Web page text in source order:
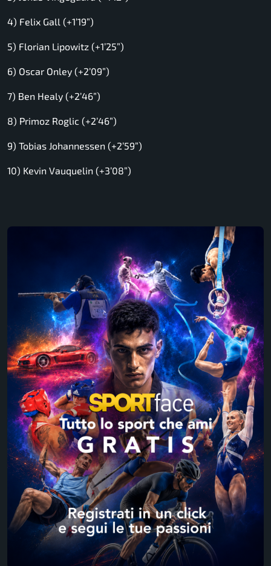
4) Felix Gall (+1’19”)
5) Florian Lipowitz (+1’25”)
6) Oscar Onley (+2’09”)
7) Ben Healy (+2’46”)
8) Primoz Roglic (+2’46”)
9) Tobias Johannessen (+2’59”)
10) Kevin Vauquelin (+3’08”)